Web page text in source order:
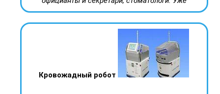
Кровожадный робот